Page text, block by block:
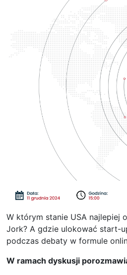
W którym stanie USA najlepiej
Jork? A gdzie ulokować start-
podczas debaty w formule
W ramach dyskusji